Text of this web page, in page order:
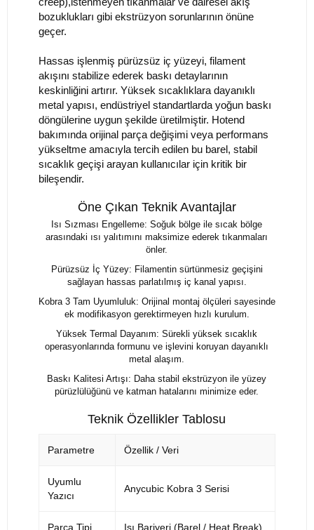
bozuklukları gibi ekstrüzyon sorunlarının önüne
geçer.
Hassas işlenmiş pürüzsüz iç yüzeyi, filament
akışını stabilize ederek baskı detaylarının
keskinliğini artırır. Yüksek sıcaklıklara dayanıklı
metal yapısı, endüstriyel standartlarda yoğun baskı
döngülerine uygun şekilde üretilmiştir. Hotend
bakımında orijinal parça değişimi veya performans
yükseltme amacıyla tercih edilen bu barel, stabil
sıcaklık geçişi arayan kullanıcılar için kritik bir
bileşendir.
Öne Çıkan Teknik Avantajlar
Isı Sızması Engelleme: Soğuk bölge ile sıcak bölge
arasındaki ısı yalıtımını maksimize ederek tıkanmaları
önler.
Pürüzsüz İç Yüzey: Filamentin sürtünmesiz geçişini
sağlayan hassas parlatılmış iç kanal yapısı.
Kobra 3 Tam Uyumluluk: Orijinal montaj ölçüleri sayesinde
ek modifikasyon gerektirmeyen hızlı kurulum.
Yüksek Termal Dayanım: Sürekli yüksek sıcaklık
operasyonlarında formunu ve işlevini koruyan dayanıklı
metal alaşım.
Baskı Kalitesi Artışı: Daha stabil ekstrüzyon ile yüzey
pürüzlülüğünü ve katman hatalarını minimize eder.
Teknik Özellikler Tablosu
Parametre Özellik / Veri
Uyumlu
Yazıcı
Anycubic Kobra 3 Serisi
Parça Tipi Isı Bariyeri (Barel / Heat Break)